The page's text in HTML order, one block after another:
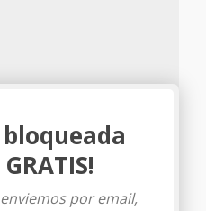
bloqueada
por email,